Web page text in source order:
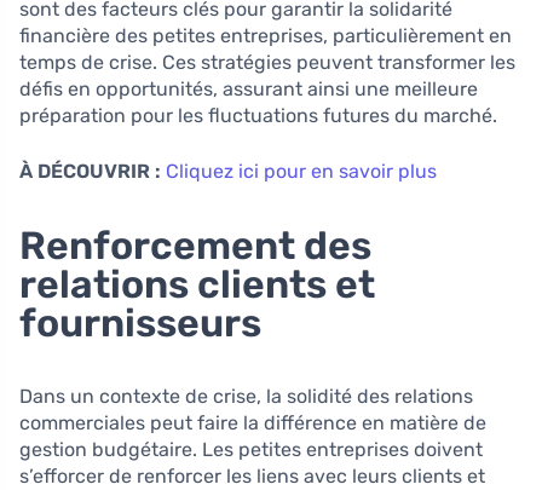
sont des facteurs clés pour garantir la solidarité
financière des petites entreprises, particulièrement en
temps de crise. Ces stratégies peuvent transformer les
défis en opportunités, assurant ainsi une meilleure
préparation pour les fluctuations futures du marché.
À DÉCOUVRIR : Cliquez ici pour en savoir plus
Renforcement des
relations clients et
fournisseurs
Dans un contexte de crise, la solidité des relations
commerciales peut faire la différence en matière de
gestion budgétaire. Les petites entreprises doivent
s’efforcer de renforcer les liens avec leurs clients et